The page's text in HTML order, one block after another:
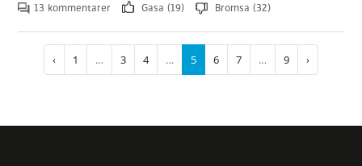
13 kommentarer Gasa (19) Bromsa (32)
Paginering
Föregående
‹ Sida
1 … Sida
3 Sida
4 …
Nuvarande
5 Sida
6 Sida
7 … Sida
9
Nästa
›